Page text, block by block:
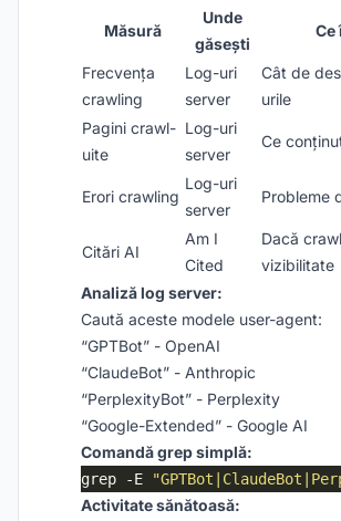
Măsură
Unde
găsești
Ce
Frecvența
crawling
Log-uri
server
Cât de
urile
Pagini crawl-
uite
Log-uri
server
Ce
Erori crawling
Log-uri
server
Probleme
Citări AI
Am I
Cited
Dacă
vizibilitate
Analiză log server:
Caută aceste modele user-agent:
“GPTBot” - OpenAI
“ClaudeBot” - Anthropic
“PerplexityBot” - Perplexity
“Google-Extended” - Google AI
Comandă grep simplă:
grep -E
Activitate sănătoasă: